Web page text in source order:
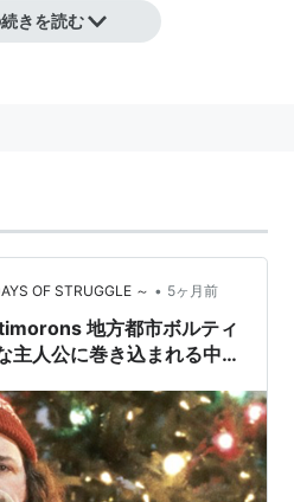
きを読む
OF STRUGGLE ～ • 5ヶ月前
地方都市ボルティ
主人公に巻き込まれる中年